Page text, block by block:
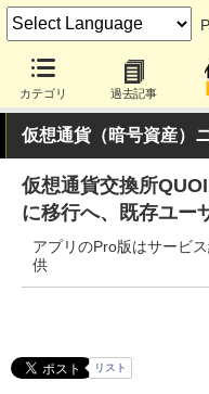
カテゴリ 過去記事
仮想通貨（暗号資産）
仮想通貨交換所
に移行へ、既存ユー
アプリのPro版はサービ
供
リスト